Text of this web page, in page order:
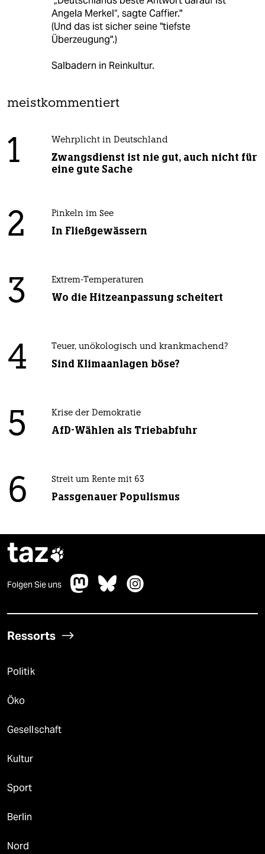
Angela Merkel“, sagte Caffier."
(Und das ist sicher seine "tiefste
Überzeugung".)
Salbadern in Reinkultur.
meistkommentiert
1 Wehrplicht in Deutschland
Zwangsdienst ist nie gut, auch nicht für
eine gute Sache
2 Pinkeln im See
In Fließgewässern
3 Extrem-Temperaturen
Wo die Hitzeanpassung scheitert
4 Teuer, unökologisch und krankmachend?
Sind Klimaanlagen böse?
5 Krise der Demokratie
AfD-Wählen als Triebabfuhr
6 Streit um Rente mit 63
Passgenauer Populismus
taz
Folgen Sie uns
Ressorts
Politik
Öko
Gesellschaft
Kultur
Sport
Berlin
Nord